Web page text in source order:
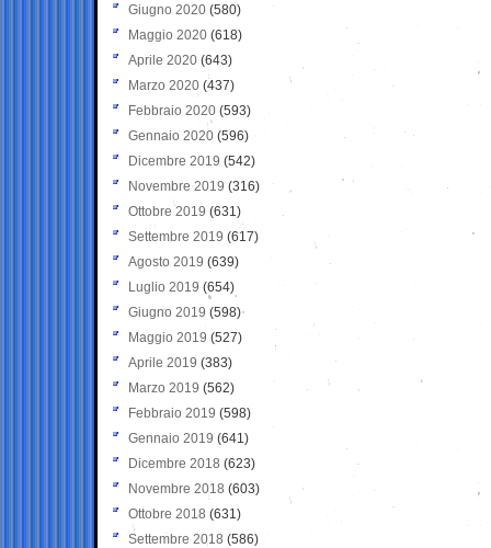
Giugno 2020 (580)
Maggio 2020 (618)
Aprile 2020 (643)
Marzo 2020 (437)
Febbraio 2020 (593)
Gennaio 2020 (596)
Dicembre 2019 (542)
Novembre 2019 (316)
Ottobre 2019 (631)
Settembre 2019 (617)
Agosto 2019 (639)
Luglio 2019 (654)
Giugno 2019 (598)
Maggio 2019 (527)
Aprile 2019 (383)
Marzo 2019 (562)
Febbraio 2019 (598)
Gennaio 2019 (641)
Dicembre 2018 (623)
Novembre 2018 (603)
Ottobre 2018 (631)
Settembre 2018 (586)